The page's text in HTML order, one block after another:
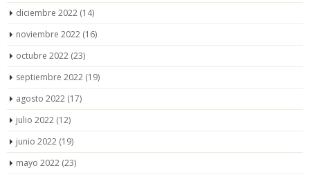
diciembre 2022 (14)
noviembre 2022 (16)
octubre 2022 (23)
septiembre 2022 (19)
agosto 2022 (17)
julio 2022 (12)
junio 2022 (19)
mayo 2022 (23)